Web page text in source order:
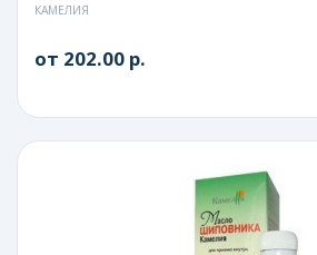
КАМЕЛИЯ
от 202.00 р.